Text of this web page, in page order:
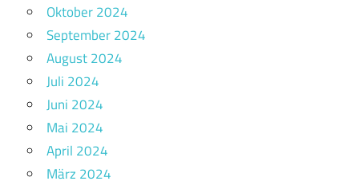
Oktober 2024
September 2024
August 2024
Juli 2024
Juni 2024
Mai 2024
April 2024
März 2024